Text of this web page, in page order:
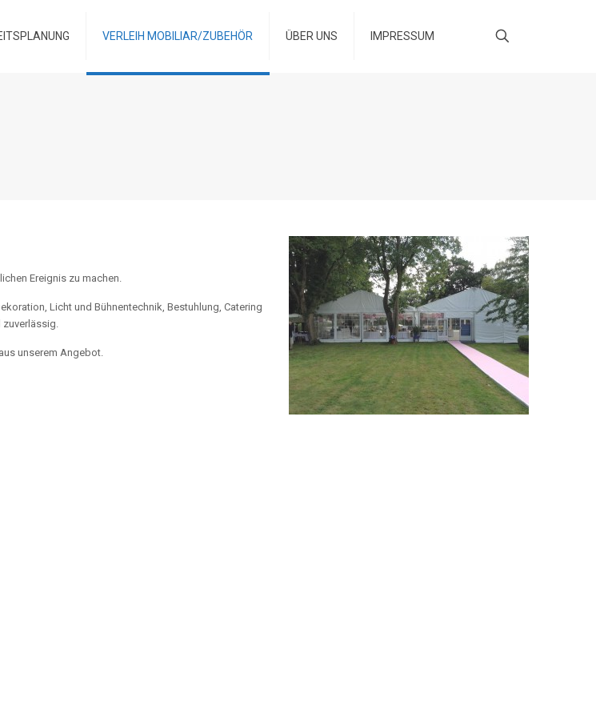
VERLEIH MOBILIAR/ZUBEHÖR ÜBER UNS IMPRESSUM
Ereignis zu machen.
Licht und Bühnentechnik, Bestuhlung, Catering
zuverlässig.
unserem Angebot.